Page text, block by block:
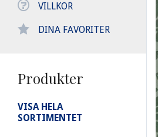
VILLKOR
DINA FAVORITER
Produkter
VISA HELA
SORTIMENTET